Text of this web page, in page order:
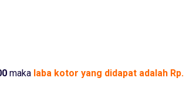
maka laba kotor yang didapat adalah Rp.